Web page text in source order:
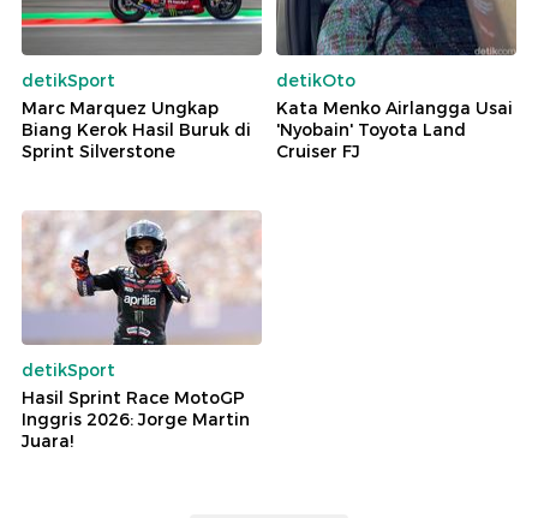
detikSport
Marc Marquez Ungkap
Biang Kerok Hasil Buruk di
Sprint Silverstone
detikOto
Kata Menko Airlangga Usai
'Nyobain' Toyota Land
Cruiser FJ
detikSport
Hasil Sprint Race MotoGP
Inggris 2026: Jorge Martin
Juara!